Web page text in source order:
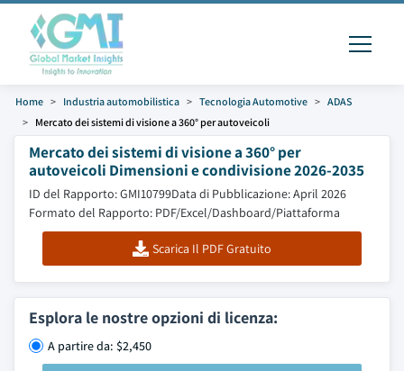
Home Industria automobilistica Tecnologia Automotive
ADAS
Mercato dei sistemi di visione a 360° per autoveicoli
Mercato dei sistemi di visione a 360° per
autoveicoli Dimensioni e condivisione 2026-2035
ID del Rapporto: GMI10799Data di Pubblicazione: April 2026
Formato del Rapporto: PDF/Excel/Dashboard/Piattaforma
Scarica Il PDF Gratuito
Esplora le nostre opzioni di licenza:
A partire da: $2,450